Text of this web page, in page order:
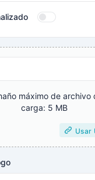
máximo de archivo
carga: 5 MB
Usar